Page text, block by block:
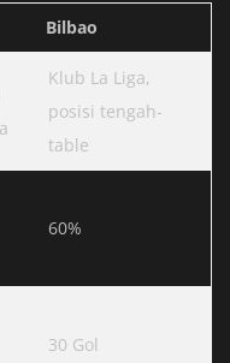
Bilbao
Klub La Liga,
posisi tengah-
table
60%
30 Gol